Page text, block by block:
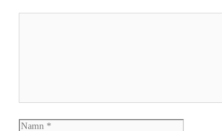
Namn